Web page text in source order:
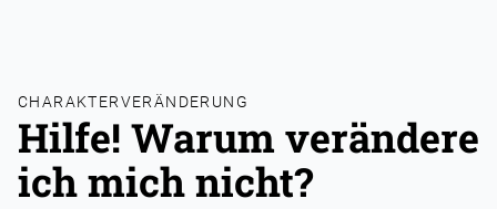
CHARAKTERVERÄNDERUNG
Hilfe! Warum verändere
ich mich nicht?